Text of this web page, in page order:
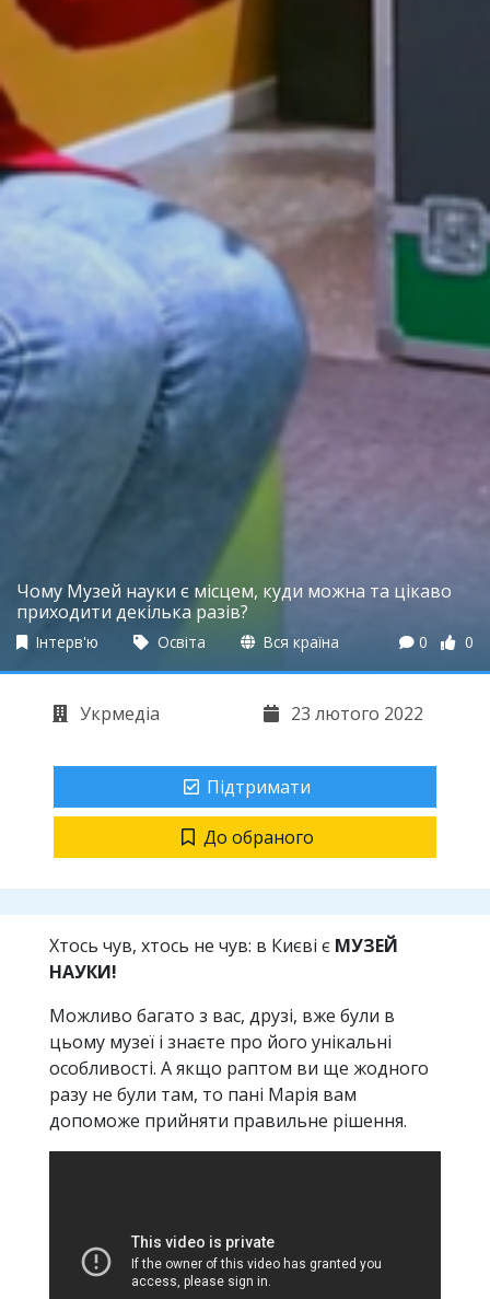
Чому Музей науки є місцем, куди можна та цікаво
приходити декілька разів?
Інтерв'ю Освіта Вся країна 0 0
Укрмедіа 23 лютого 2022
Підтримати
До обраного
Хтось чув, хтось не чув: в Києві є МУЗЕЙ
НАУКИ!
Можливо багато з вас, друзі, вже були в
цьому музеї і знаєте про його унікальні
особливості. А якщо раптом ви ще жодного
разу не були там, то пані Марія вам
допоможе прийняти правильне рішення.